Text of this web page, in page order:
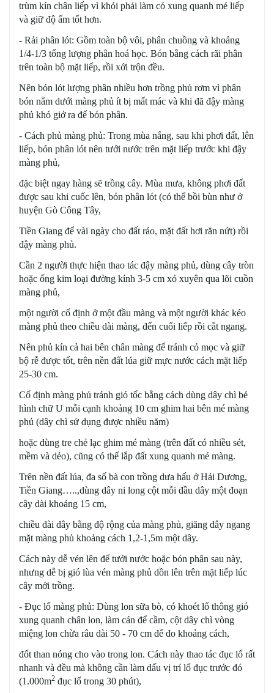
trùm kín chân liếp vì khỏi phải làm cỏ xung quanh mé liếp
và giữ độ ẩm tốt hơn.
- Rải phân lót: Gồm toàn bộ vôi, phân chuồng và khoảng
1/4-1/3 tổng lượng phân hoá học. Bón bằng cách rãi phân
trên toàn bộ mặt liếp, rồi xới trộn đều.
Nên bón lót lượng phân nhiều hơn trồng phủ rơm vì phân
bón nằm dưới màng phủ ít bị mất mác và khi đã đậy màng
phủ khó giở ra để bón phân.
- Cách phủ màng phủ: Trong mùa nắng, sau khi phơi đất, lên
liếp, bón phân lót nên tưới nước trên mặt liếp trước khi đậy
màng phủ,
đặc biệt ngay hàng sẽ trồng cây. Mùa mưa, không phơi đất
được sau khi cuốc lên, bón phân lót (có thể bồi bùn như ở
huyện Gò Công Tây,
Tiền Giang để vài ngày cho đất ráo, mặt đất hơi răn nứt) rồi
đậy màng phủ.
Cần 2 người thực hiện thao tác đậy màng phủ, dùng cây tròn
hoặc ống kim loại đường kính 3-5 cm xỏ xuyên qua lõi cuồn
màng phủ,
một người cố định ở một đầu màng và một người khác kéo
màng phủ theo chiều dài màng, đến cuối liếp rồi cắt ngang.
Nên phủ kín cả hai bên chân màng để tránh cỏ mọc và giữ
bộ rễ được tốt, trên nền đất lúa giữ mực nước cách mặt liếp
25-30 cm.
Cố định màng phủ tránh gió tốc bằng cách dùng dây chì bẻ
hình chữ U mỗi cạnh khoảng 10 cm ghim hai bên mé màng
phủ (dây chì sử dụng được nhiều năm)
hoặc dùng tre chẻ lạc ghim mé màng (trên đất có nhiều sét,
mềm và dẻo), cũng có thể lắp đất xung quanh mé màng.
Trên nền đất lúa, đa số bà con trồng dưa hấu ở Hải Dương,
Tiền Giang…..,dùng dây ni long cột mỗi đầu dây một đoạn
cây dài khoảng 15 cm,
chiều dài dây bằng độ rộng của màng phủ, giăng dây ngang
mặt màng phủ khoảng cách 1,2-1,5m một dây.
Cách này dễ vén lên để tưới nước hoặc bón phân sau này,
nhưng dễ bị gió lùa vén màng phủ dồn lên trên mặt liếp lúc
cây mới trồng.
- Đục lổ màng phủ: Dùng lon sữa bò, có khoét lổ thông gió
xung quanh chân lon, làm cán để cầm, cột dây chì vòng
miệng lon chừa râu dài 50 - 70 cm để đo khoảng cách,
đốt than nóng cho vào trong lon. Cách này thao tác đục lổ rất
nhanh và đều mà không cần làm dấu vị trí lổ đục trước đó
(1.000m2 đục lổ trong 30 phút),